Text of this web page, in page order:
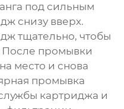
под сильным
снизу вверх.
тщательно, чтобы
После промывки
место и снова
промывка
картриджа и